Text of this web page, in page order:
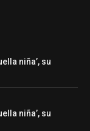
niña’, su
niña’, su